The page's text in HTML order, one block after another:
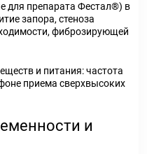
препарата Фестал®) в
запора, стеноза
фиброзирующей
и питания: частота
приема сверхвысоких
и